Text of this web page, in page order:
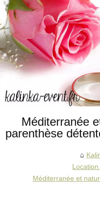
Méditerranée
parenthèse
Méditerranée et